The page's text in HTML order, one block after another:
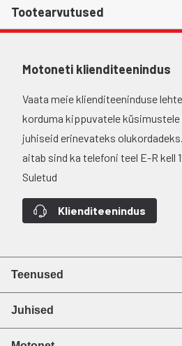
Tootearvutused
Motoneti klienditeenindus
Vaata meie klienditeeninduse
korduma kippuvatele küsimustele
juhiseid erinevateks
aitab sind ka telefoni teel E-R kell
Suletud
Klienditeenindus
Teenused
Juhised